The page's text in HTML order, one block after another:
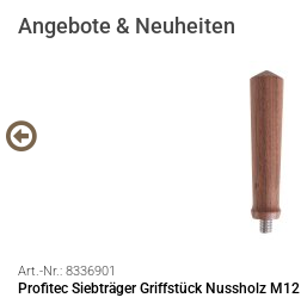
Angebote & Neuheiten
Art.-Nr.: 8336901
Profitec Siebträger Griffstück Nussholz M12